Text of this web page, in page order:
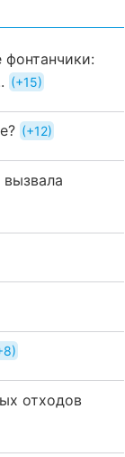
+15
+12
отходов